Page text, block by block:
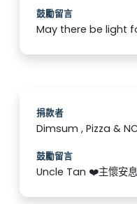
鼓勵留言
May there be light
捐款者
Dimsum , Pizza &
鼓勵留言
Uncle Tan ❤️主懷安